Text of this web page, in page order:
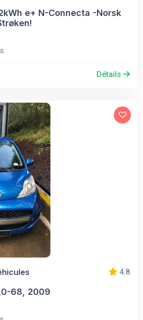
e+ N-Connecta -Norsk
Détails
4.8
68, 2009